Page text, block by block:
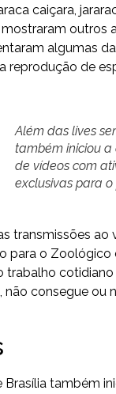
caiçara,
outros
algumas
reprodução de
Além das lives
também iniciou
de vídeos com
exclusivas para o
transmissões ao
para o Zoológico
trabalho
não consegue ou
também